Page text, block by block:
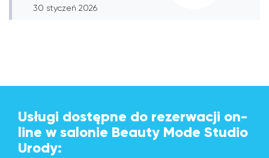
30 styczeń 2026
Usługi dostępne do rezerwacji on-
line w salonie Beauty Mode Studio
Urody: